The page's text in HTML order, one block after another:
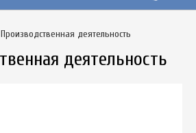
деятельность
деятельность